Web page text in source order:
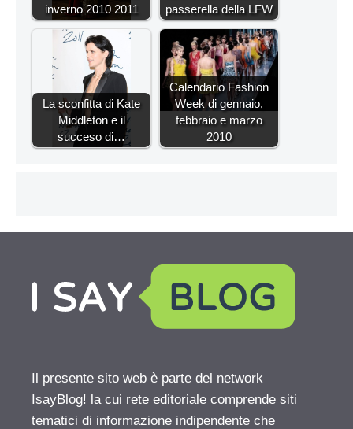
inverno 2010 2011
passerella della LFW
La sconfitta di Kate
Middleton e il
succeso di…
Calendario Fashion
Week di gennaio,
febbraio e marzo
2010
Il presente sito web è parte del network
IsayBlog! la cui rete editoriale comprende siti
tematici di informazione indipendente che